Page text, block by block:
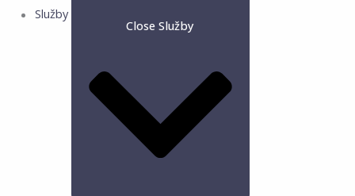
Služby
Close Služby